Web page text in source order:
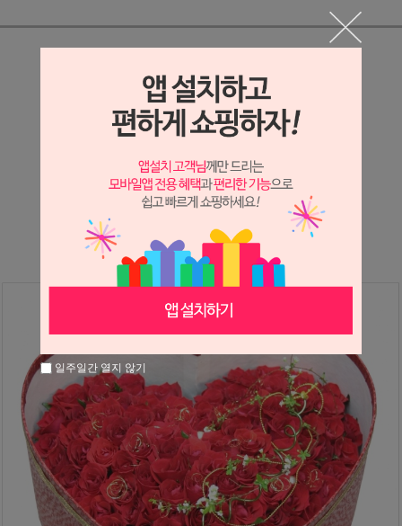
상세정보 새창 열기
상세 정보를 확대해 보실 수 있습니다.
※ 필독해주세요 ※
는 시세 변동에 따라 가격이 달라질 수 있으니
문의 후 주문 바랍니다.
일주일간 열지 않기